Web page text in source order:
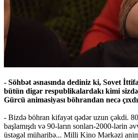
- Söhbət əsnasında dediniz ki, Sovet
bütün digər respublikalardakı kimi
Gürcü animasiyası böhrandan necə
- Bizdə böhran kifayət qədər uzun çəkdi.
başlamışdı və 90-ların sonları-2000-lərin
üstəgəl müharibə... Milli Kino Mərkəzi